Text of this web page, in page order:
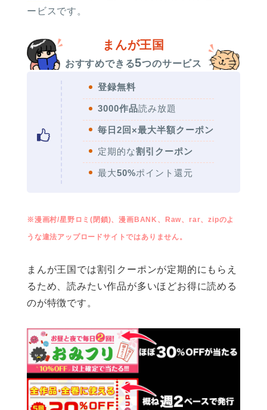
ービスです。
まんが王国
おすすめできる5つのサービス
登録無料
3000作品読み放題
毎日2回×最大半額クーポン
定期的な割引クーポン
最大50%ポイント還元
※漫画村/星野ロミ(閉鎖)、漫画BANK、Raw、rar、zipのよ
うな違法アップロードサイトではありません。
まんが王国では割引クーポンが定期的にもらえ
るため、読みたい作品が多いほどお得に読める
のが特徴です。